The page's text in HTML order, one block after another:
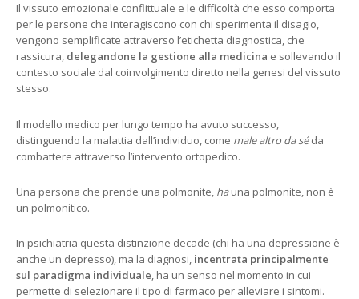
Il vissuto emozionale conflittuale e le difficoltà che esso comporta
per le persone che interagiscono con chi sperimenta il disagio,
vengono semplificate attraverso l’etichetta diagnostica, che
rassicura, delegandone la gestione alla medicina e sollevando il
contesto sociale dal coinvolgimento diretto nella genesi del vissuto
stesso.
Il modello medico per lungo tempo ha avuto successo,
distinguendo la malattia dall’individuo, come male altro da séda
combattere attraverso l’intervento ortopedico.
Una persona che prende una polmonite, hauna polmonite, non è
un polmonitico.
In psichiatria questa distinzione decade (chi ha una depressione è
anche un depresso), ma la diagnosi, incentrata principalmente
sul paradigma individuale, ha un senso nel momento in cui
permette di selezionare il tipo di farmaco per alleviare i sintomi.